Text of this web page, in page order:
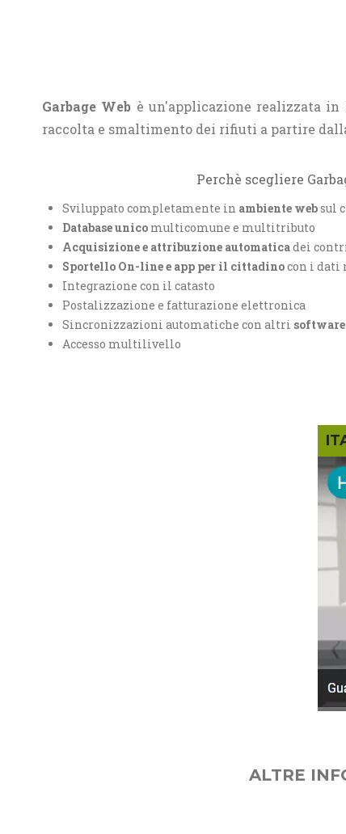
Garbage Web è un'applicazione realizzata
raccolta e smaltimento dei rifiuti a partire
Perchè scegliere
Sviluppato completamente in ambiente websul
Database unico multicomune e multitributo
Acquisizione e attribuzione automaticadei
Sportello On-line e app per il cittadinocon i
Integrazione con il catasto
Postalizzazione e fatturazione elettronica
Sincronizzazioni automatiche con altri
Accesso multilivello
ALTRE